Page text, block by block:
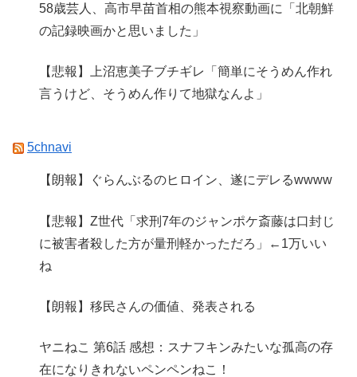
58歳芸人、高市早苗首相の熊本視察動画に「北朝鮮
の記録映画かと思いました」
【悲報】上沼恵美子ブチギレ「簡単にそうめん作れ
言うけど、そうめん作りて地獄なんよ」
5chnavi
【朗報】ぐらんぶるのヒロイン、遂にデレるwwww
【悲報】Z世代「求刑7年のジャンポケ斎藤は口封じ
に被害者殺した方が量刑軽かっただろ」←1万いい
ね
【朗報】移民さんの価値、発表される
ヤニねこ 第6話 感想：スナフキンみたいな孤高の存
在になりきれないペンペンねこ！